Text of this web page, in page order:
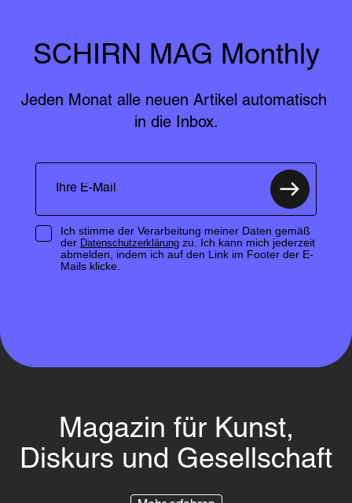
SCHIRN MAG Monthly
Jeden Monat alle neuen Artikel automatisch
in die Inbox.
Ich stimme der Verarbeitung meiner Daten gemäß
der Datenschutzerklärungzu. Ich kann mich jederzeit
abmelden, indem ich auf den Link im Footer der E-
Mails klicke.
Magazin für Kunst,
Diskurs und Gesellschaft